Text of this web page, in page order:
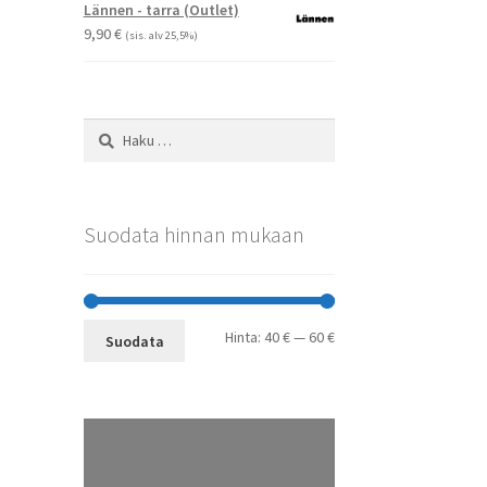
Lännen - tarra (Outlet)
9,90€ (sis. alv 25,5%)
Haku:
Suodata hinnan mukaan
Minimihinta
Maksimihinta
Suodata Hinta: 40 €— 60 €